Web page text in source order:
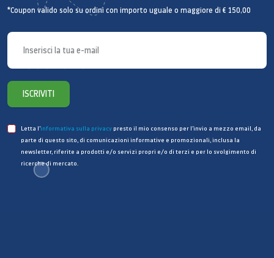
*Coupon valido solo su ordini con importo uguale o maggiore di € 150,00
ISCRIVITI
Letta l’informativa sulla privacy presto il mio consenso per l’invio a mezzo email, da
parte di questo sito, di comunicazioni informative e promozionali, inclusa la
newsletter, riferite a prodotti e/o servizi propri e/o di terzi e per lo svolgimento di
ricerche di mercato.